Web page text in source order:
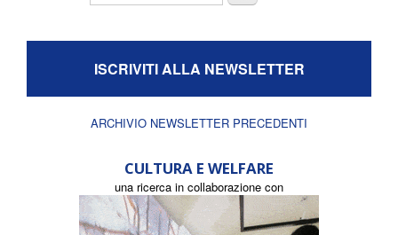
ISCRIVITI ALLA NEWSLETTER
ARCHIVIO NEWSLETTER PRECEDENTI
CULTURA E WELFARE
una ricerca in collaborazione con